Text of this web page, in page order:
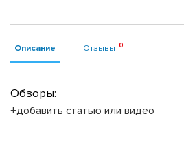
Описание Отзывы
Обзоры:
+добавить статью или видео